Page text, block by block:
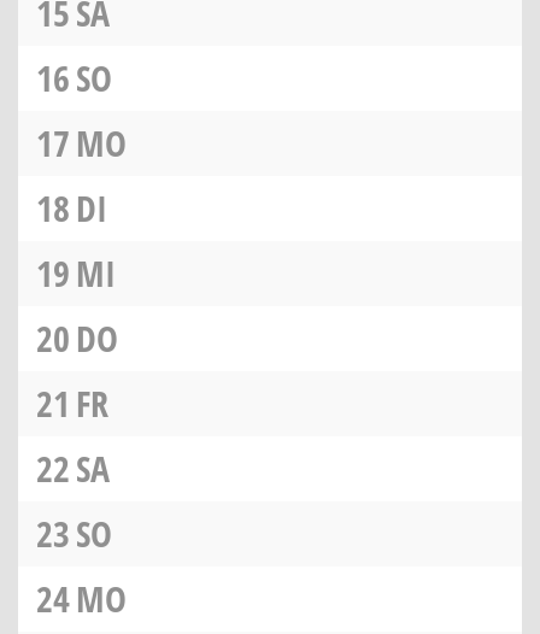
15SA
16SO
17MO
18DI
19MI
20DO
21 FR
22SA
23SO
24MO